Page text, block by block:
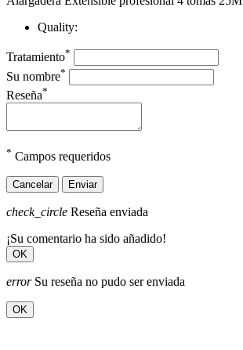
Quality:
Tratamiento*
Su nombre*
Reseña*
* Campos requeridos
Cancelar Enviar
check_circle Reseña enviada
¡Su comentario ha sido añadido!
OK
errorSu reseña no pudo ser enviada
OK